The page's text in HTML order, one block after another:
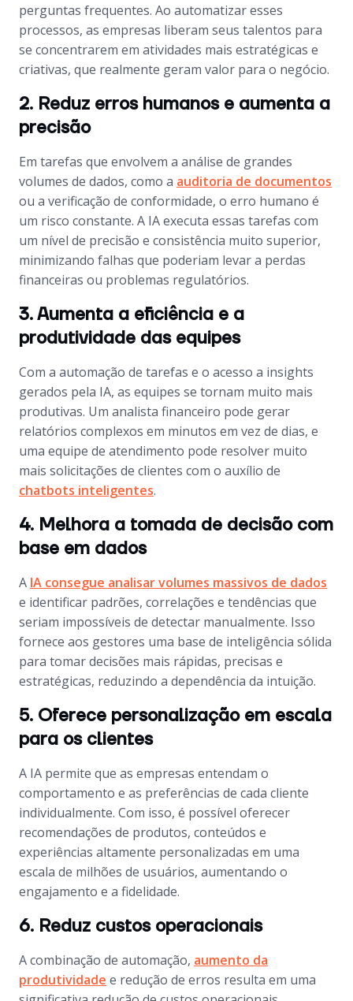
perguntas frequentes. Ao automatizar esses
processos, as empresas liberam seus talentos para
se concentrarem em atividades mais estratégicas e
criativas, que realmente geram valor para o negócio.
2. Reduz erros humanos e aumenta a
precisão
Em tarefas que envolvem a análise de grandes
volumes de dados, como a auditoria de documentos
ou a verificação de conformidade, o erro humano é
um risco constante. A IA executa essas tarefas com
um nível de precisão e consistência muito superior,
minimizando falhas que poderiam levar a perdas
financeiras ou problemas regulatórios.
3. Aumenta a eficiência e a
produtividade das equipes
Com a automação de tarefas e o acesso a insights
gerados pela IA, as equipes se tornam muito mais
produtivas. Um analista financeiro pode gerar
relatórios complexos em minutos em vez de dias, e
uma equipe de atendimento pode resolver muito
mais solicitações de clientes com o auxílio de
chatbots inteligentes.
4. Melhora a tomada de decisão com
base em dados
A IA consegue analisar volumes massivos de dados
e identificar padrões, correlações e tendências que
seriam impossíveis de detectar manualmente. Isso
fornece aos gestores uma base de inteligência sólida
para tomar decisões mais rápidas, precisas e
estratégicas, reduzindo a dependência da intuição.
5. Oferece personalização em escala
para os clientes
A IA permite que as empresas entendam o
comportamento e as preferências de cada cliente
individualmente. Com isso, é possível oferecer
recomendações de produtos, conteúdos e
experiências altamente personalizadas em uma
escala de milhões de usuários, aumentando o
engajamento e a fidelidade.
6. Reduz custos operacionais
A combinação de automação, aumento da
produtividade e redução de erros resulta em uma